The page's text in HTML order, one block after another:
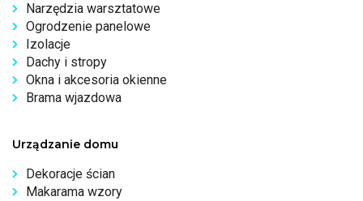
Narzędzia warsztatowe
Ogrodzenie panelowe
Izolacje
Dachy i stropy
Okna i akcesoria okienne
Brama wjazdowa
Urządzanie domu
Dekoracje ścian
Makarama wzory